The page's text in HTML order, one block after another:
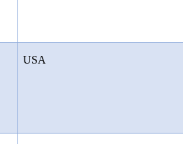
USA